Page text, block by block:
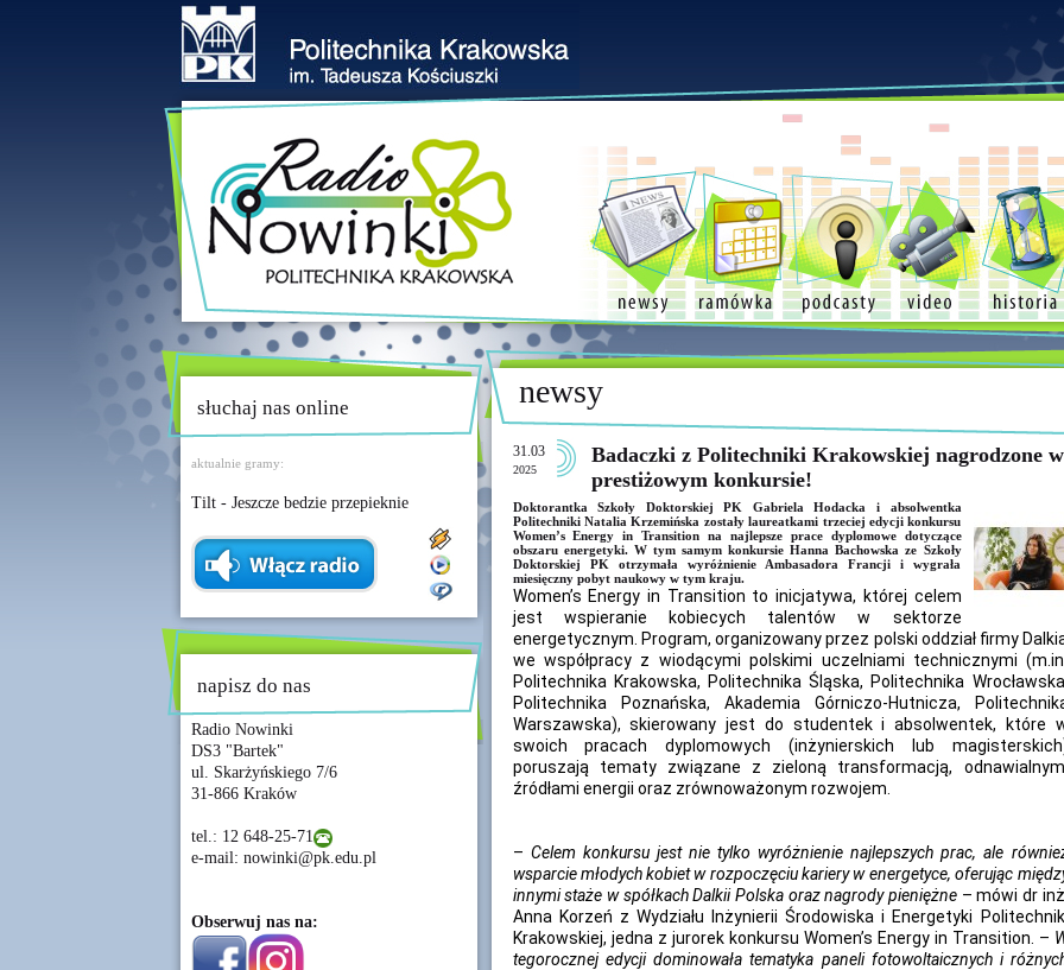
słuchaj nas online
aktualnie gramy:
Tilt - Jeszcze bedzie przepieknie
napisz do nas
Radio Nowinki
DS3 "Bartek"
ul. Skarżyńskiego 7/6
31-866 Kraków
tel.: 12 648-25-71
e-mail: nowinki@pk.edu.pl
Obserwuj nas na:
newsy
31.03
2025
Badaczki z Politechniki Krakowskiej nagrodzone w
prestiżowym konkursie!
Doktorantka Szkoły Doktorskiej PK Gabriela Hodacka i absolwentka
Politechniki Natalia Krzemińska zostały laureatkami trzeciej edycji konkursu
Women’s Energy in Transition na najlepsze prace dyplomowe dotyczące
obszaru energetyki. W tym samym konkursie Hanna Bachowska ze Szkoły
Doktorskiej PK otrzymała wyróżnienie Ambasadora Francji i wygrała
miesięczny pobyt naukowy w tym kraju.
Women’s Energy in Transition to inicjatywa, której celem
jest wspieranie kobiecych talentów w sektorze
energetycznym. Program, organizowany przez polski oddział firmy
we współpracy z wiodącymi polskimi uczelniami technicznymi (m.in.
Politechnika Krakowska, Politechnika Śląska, Politechnika
Politechnika Poznańska, Akademia Górniczo-Hutnicza,
Warszawska), skierowany jest do studentek i absolwentek, które
swoich pracach dyplomowych (inżynierskich lub
poruszają tematy związane z zieloną transformacją,
źródłami energii oraz zrównoważonym rozwojem.
– Celem konkursu jest nie tylko wyróżnienie najlepszych prac, ale
wsparcie młodych kobiet w rozpoczęciu kariery w energetyce, oferując
innymi staże w spółkach Dalkii Polska oraz nagrody pieniężne– mówi dr inż.
Anna Korzeń z Wydziału Inżynierii Środowiska i Energetyki
Krakowskiej, jedna z jurorek konkursu Women’s Energy in Transition. –
tegorocznej edycji dominowała tematyka paneli fotowoltaicznych i